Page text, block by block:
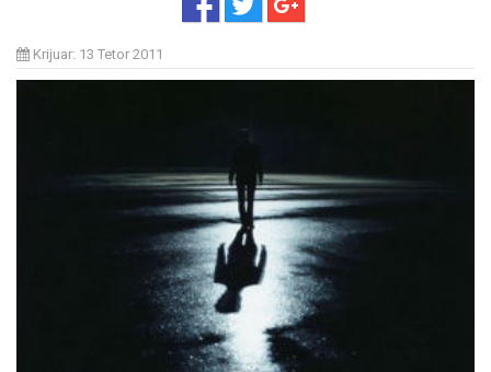
Krijuar: 13 Tetor 2011